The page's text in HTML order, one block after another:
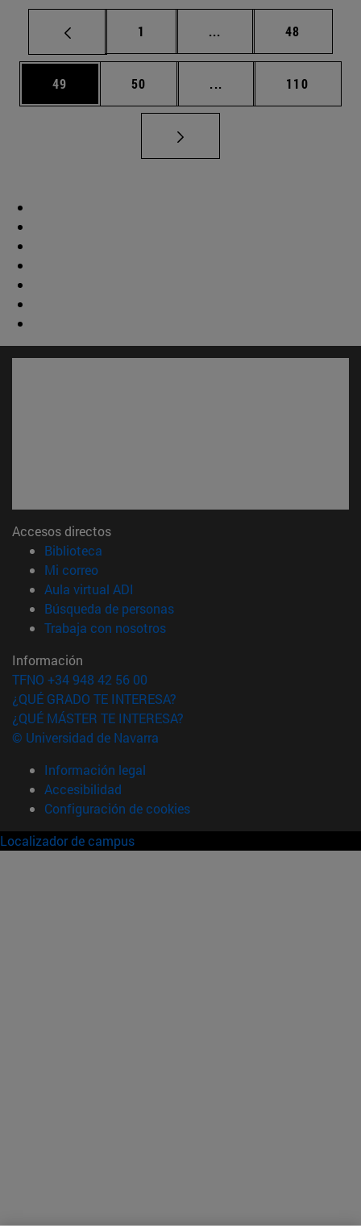
Página
1 ... Páginas intermedias
Página
48
Página
49 Página
50 ... Páginas intermedias
Página
110
Accesos directos
Biblioteca
Mi correo(abre en nueva ventana)
Aula virtual ADI
Búsqueda de personas(abre en nueva ventana)
Trabaja con nosotros(abre en nueva ventana)
Información
TFNO +34 948 42 56 00
¿QUÉ GRADO TE INTERESA?
¿QUÉ MÁSTER TE INTERESA?
© Universidad de Navarra
Información legal
Accesibilidad
Configuración de cookies
Localizador de campus